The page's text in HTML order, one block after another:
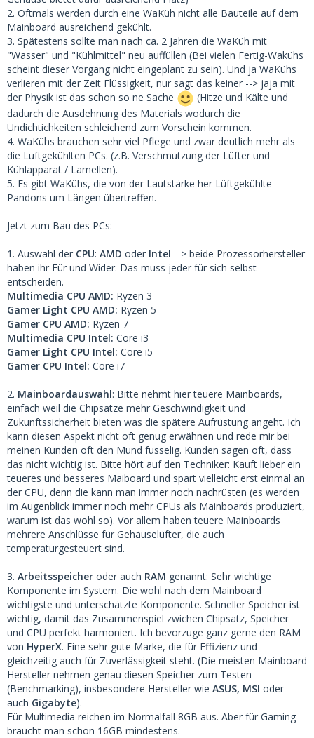
2. Oftmals werden durch eine WaKüh nicht alle Bauteile auf dem
Mainboard ausreichend gekühlt.
3. Spätestens sollte man nach ca. 2 Jahren die WaKüh mit
"Wasser" und "Kühlmittel" neu auffüllen (Bei vielen Fertig-Wakühs
scheint dieser Vorgang nicht eingeplant zu sein). Und ja WaKühs
verlieren mit der Zeit Flüssigkeit, nur sagt das keiner --> jaja mit
der Physik ist das schon so ne Sache
(Hitze und Kälte und
dadurch die Ausdehnung des Materials wodurch die
Undichtichkeiten schleichend zum Vorschein kommen.
4. WaKühs brauchen sehr viel Pflege und zwar deutlich mehr als
die Luftgekühlten PCs. (z.B. Verschmutzung der Lüfter und
Kühlapparat / Lamellen).
5. Es gibt WaKühs, die von der Lautstärke her Lüftgekühlte
Pandons um Längen übertreffen.
Jetzt zum Bau des PCs:
1. Auswahl der CPU: AMD oder Intel --> beide Prozessorhersteller
haben ihr Für und Wider. Das muss jeder für sich selbst
entscheiden.
Multimedia CPU AMD: Ryzen 3
Gamer Light CPU AMD: Ryzen 5
Gamer CPU AMD: Ryzen 7
Multimedia CPU Intel: Core i3
Gamer Light CPU Intel: Core i5
Gamer CPU Intel: Core i7
2. Mainboardauswahl: Bitte nehmt hier teuere Mainboards,
einfach weil die Chipsätze mehr Geschwindigkeit und
Zukunftssicherheit bieten was die spätere Aufrüstung angeht. Ich
kann diesen Aspekt nicht oft genug erwähnen und rede mir bei
meinen Kunden oft den Mund fusselig. Kunden sagen oft, dass
das nicht wichtig ist. Bitte hört auf den Techniker: Kauft lieber ein
teueres und besseres Maiboard und spart vielleicht erst einmal an
der CPU, denn die kann man immer noch nachrüsten (es werden
im Augenblick immer noch mehr CPUs als Mainboards produziert,
warum ist das wohl so). Vor allem haben teuere Mainboards
mehrere Anschlüsse für Gehäuselüfter, die auch
temperaturgesteuert sind.
3. Arbeitsspeicher oder auch RAM genannt: Sehr wichtige
Komponente im System. Die wohl nach dem Mainboard
wichtigste und unterschätzte Komponente. Schneller Speicher ist
wichtig, damit das Zusammenspiel zwichen Chipsatz, Speicher
und CPU perfekt harmoniert. Ich bevorzuge ganz gerne den RAM
von HyperX. Eine sehr gute Marke, die für Effizienz und
gleichzeitig auch für Zuverlässigkeit steht. (Die meisten Mainboard
Hersteller nehmen genau diesen Speicher zum Testen
(Benchmarking), insbesondere Hersteller wie ASUS, MSI oder
auch Gigabyte).
Für Multimedia reichen im Normalfall 8GB aus. Aber für Gaming
braucht man schon 16GB mindestens.